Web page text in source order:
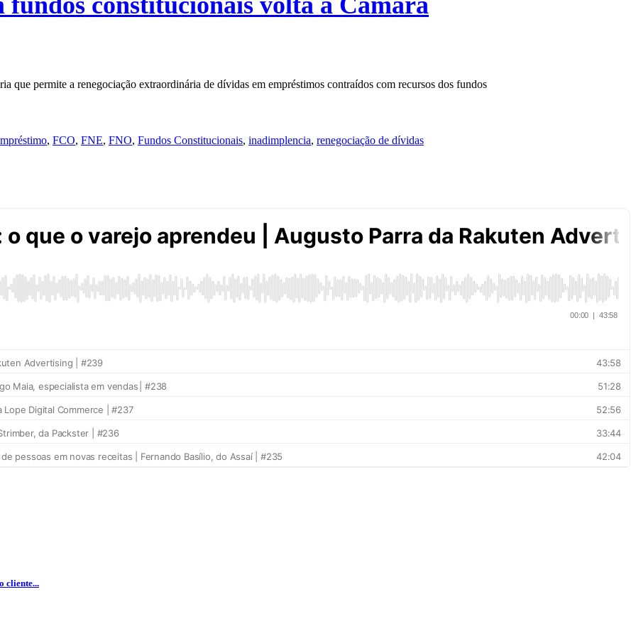
que permite a renegociação extraordinária de dívidas em empréstimos contraídos com recursos dos fundos
, FCO, FNE, FNO, Fundos Constitucionais, inadimplencia, renegociação de dívidas
cliente...